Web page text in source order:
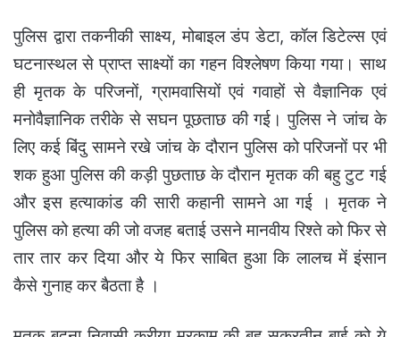
पुलिस द्वारा तकनीकी साक्ष्य, मोबाइल डंप डेटा, कॉल डिटेल्स एवं
घटनास्थल से प्राप्त साक्ष्यों का गहन विश्लेषण किया गया। साथ
ही मृतक के परिजनों, ग्रामवासियों एवं गवाहों से वैज्ञानिक एवं
मनोवैज्ञानिक तरीके से सघन पूछताछ की गई।पुलिस ने जांच के
लिए कई बिंदु सामने रखे जांच के दौरान पुलिस को परिजनों पर भी
शक हुआ पुलिस की कड़ी पुछताछ के दौरान मृतक की बहु टुट गई
और इस हत्याकांड की सारी कहानी सामने आ गई । मृतक ने
पुलिस को हत्या की जो वजह बताई उसने मानवीय रिश्ते को फिर से
तार तार कर दिया और ये फिर साबित हुआ कि लालच में इंसान
कैसे गुनाह कर बैठता है ।